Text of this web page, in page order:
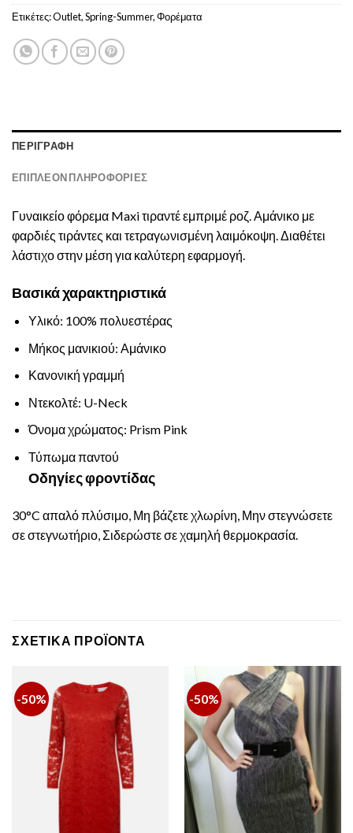
Ετικέτες:Outlet,Spring-Summer,Φορέματα
ΠΕΡΙΓΡΑΦΉ
ΕΠΙΠΛΈΟΝ ΠΛΗΡΟΦΟΡΊΕΣ
Γυναικείο φόρεμα Maxi τιραντέ εμπριμέ ροζ. Αμάνικο με
φαρδιές τιράντες και τετραγωνισμένη λαιμόκοψη. Διαθέτει
λάστιχο στην μέση για καλύτερη εφαρμογή.
Βασικά χαρακτηριστικά
Υλικό: 100% πολυεστέρας
Μήκος μανικιού: Αμάνικο
Κανονική γραμμή
Ντεκολτέ: U-Neck
Όνομα χρώματος: Prism Pink
Τύπωμα παντού
Οδηγίες φροντίδας
30°C απαλό πλύσιμο, Μη βάζετε χλωρίνη, Μην στεγνώσετε
σε στεγνωτήριο, Σιδερώστε σε χαμηλή θερμοκρασία.
ΣΧΕΤΙΚΆ ΠΡΟΪΌΝΤΑ
-50% -50%